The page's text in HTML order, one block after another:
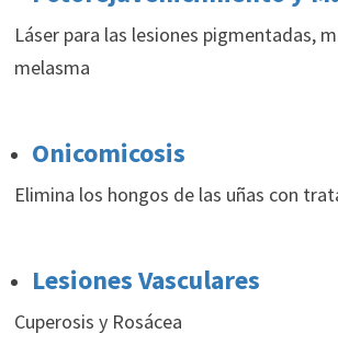
Láser para las lesiones pigmentadas,
melasma
Onicomicosis
Elimina los hongos de las uñas con
Lesiones Vasculares
Cuperosis y Rosácea